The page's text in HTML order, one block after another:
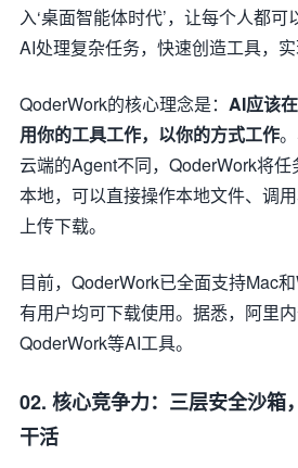
入‘桌面智能体时代’，让每个人都
AI处理复杂任务，快速创造工具，
QoderWork的核心理念是： AI应该
用你的工具工作，以你的方式工作
云端的Agent不同，QoderWork将
本地，可以直接操作本地文件、调
上传下载。
目前，QoderWork已全面支持Mac
有用户均可下载使用。据悉，阿里
QoderWork等AI工具。
02. 核心竞争力：三层安全沙箱
干活